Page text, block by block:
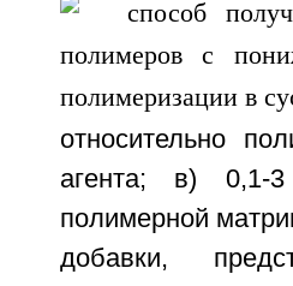
относительно
агента; в) 0,1-3
полимерной
добавки,